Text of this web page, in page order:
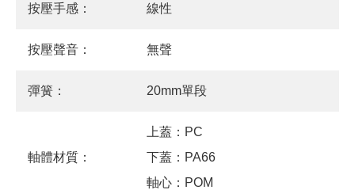
按壓手感： 線性
按壓聲音： 無聲
彈簧： 20mm單段
軸體材質：
上蓋：PC
下蓋：PA66
軸心：POM